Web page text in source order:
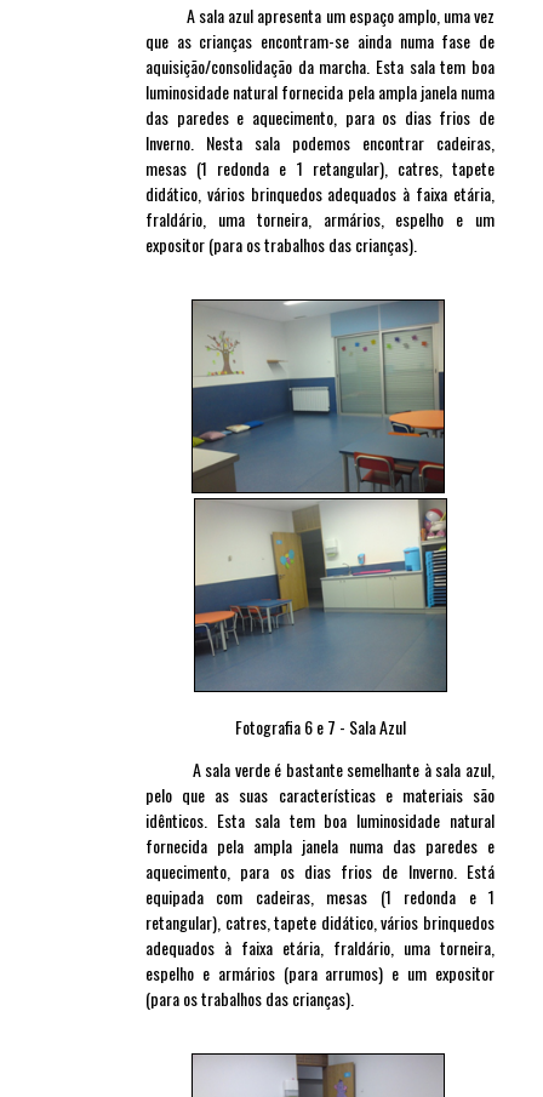
A sala azul apresenta um espaço amplo, uma vez
que as crianças encontram-se ainda numa fase de
aquisição/consolidação da marcha. Esta sala tem boa
luminosidade natural fornecida pela ampla janela numa
das paredes e aquecimento, para os dias frios de
Inverno. Nesta sala podemos encontrar cadeiras,
mesas (1 redonda e 1 retangular), catres, tapete
didático, vários brinquedos adequados à faixa etária,
fraldário, uma torneira, armários, espelho e um
expositor (para os trabalhos das crianças).
Fotografia 6 e 7 - Sala Azul
A sala verde é bastante semelhante à sala azul,
pelo que as suas características e materiais são
idênticos. Esta sala tem boa luminosidade natural
fornecida pela ampla janela numa das paredes e
aquecimento, para os dias frios de Inverno. Está
equipada com cadeiras, mesas (1 redonda e 1
retangular), catres, tapete didático, vários brinquedos
adequados à faixa etária, fraldário, uma torneira,
espelho e armários (para arrumos) e um expositor
(para os trabalhos das crianças).